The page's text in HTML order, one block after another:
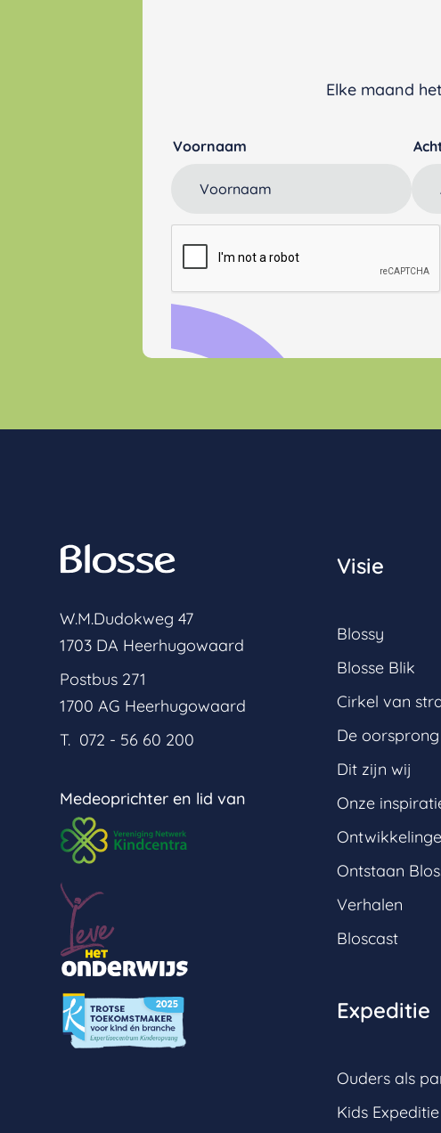
Elke maand
Voornaam
W.M.Dudokweg 47
1703 DA Heerhugowaard
Postbus 271
1700 AG Heerhugowaard
T. 072 - 56 60 200
Medeoprichter en lid van
Visie
Blossy
Blosse Blik
Cirkel van
De oorsprong
Dit zijn wij
Onze
Ontstaan
Verhalen
Bloscast
Expeditie
Ouders als
Kids Expeditie